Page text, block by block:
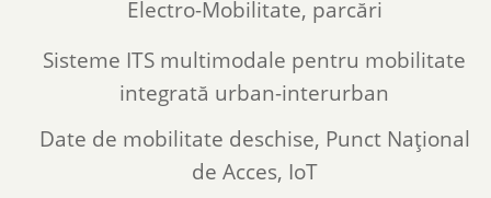
Electro-Mobilitate, parcări
Sisteme ITS multimodale pentru mobilitate
integrată urban-interurban
Date de mobilitate deschise, Punct Național
de Acces, IoT